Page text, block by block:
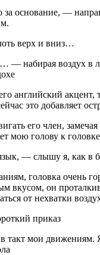
основание, —
верх и вниз…
набирая воздух в
английский акцент,
это добавляет
его член,
мою голову к головке
— слышу я, как в
головка очень
вкусом, он
от нехватки
приказ
такт мои движениям.